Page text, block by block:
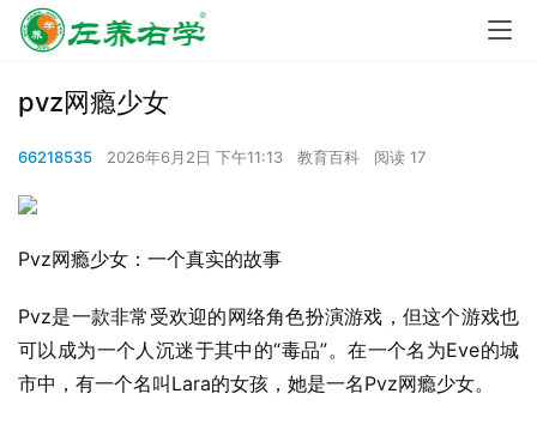
pvz网瘾少女
66218535 2026年6月2日 下午11:13 教育百科 阅读 17
Pvz网瘾少女：一个真实的故事
Pvz是一款非常受欢迎的网络角色扮演游戏，但这个游戏也
可以成为一个人沉迷于其中的“毒品”。在一个名为Eve的城
市中，有一个名叫Lara的女孩，她是一名Pvz网瘾少女。